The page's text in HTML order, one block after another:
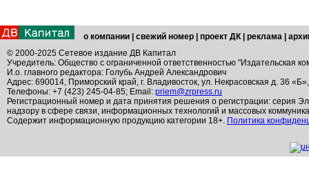
о компании свежий номер проект ДК реклама
© 2000-2025 Сетевое издание ДВ Капитал
Учредитель: Общество с ограниченной ответственностью "Издательская
И.о. главного редактора: Голубь Андрей Александрович
Адрес: 690014, Приморский край, г. Владивосток, ул. Некрасовская д. 36
Телефоны: +7 (423) 245-04-85; Email: priem@zrpress.ru
Регистрационный номер и дата принятия решения о регистрации: серия
надзору в сфере связи, информационных технологий и массовых
Содержит информационную продукцию категории 18+. Политика